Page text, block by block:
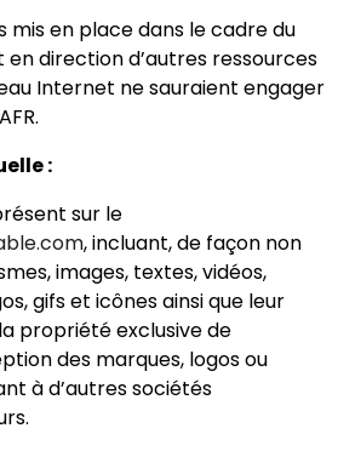
mis en place dans le cadre du
direction d’autres ressources
Internet ne sauraient engager
:
sur le
, incluant, de façon non
images, textes, vidéos,
gifs et icônes ainsi que leur
propriété exclusive de
des marques, logos ou
à d’autres sociétés